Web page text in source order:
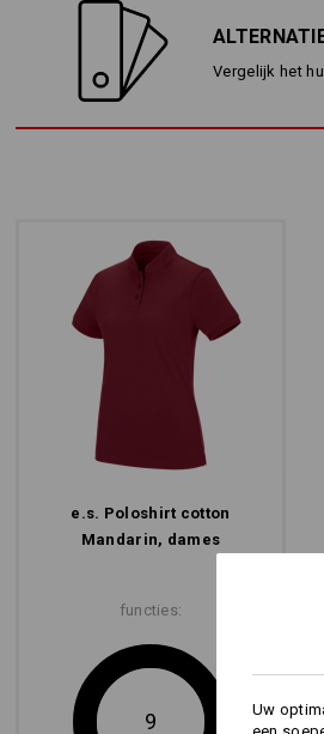
Vergelijk het
e.s. Poloshirt cotton
Mandarin, dames
functies:
9
Uw
een